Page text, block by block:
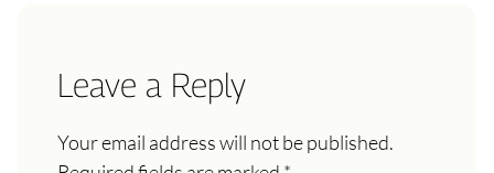
Leave a Reply
Your email address will not be published.